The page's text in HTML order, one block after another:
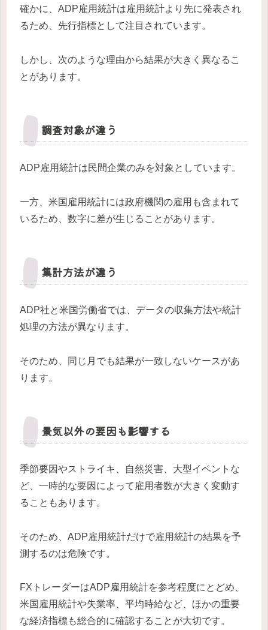
確かに、ADP雇用統計は雇用統計より先に発表され
るため、先行指標として注目されています。
しかし、次のような理由から結果が大きく異なるこ
とがあります。
調査対象が違う
ADP雇用統計は民間企業のみを対象としています。
一方、米国雇用統計には政府機関の雇用も含まれて
いるため、数字に差が生じることがあります。
集計方法が違う
ADP社と米国労働省では、データの収集方法や統計
処理の方法が異なります。
そのため、同じ月でも結果が一致しないケースがあ
ります。
景気以外の要因も影響する
季節要因やストライキ、自然災害、大型イベントな
ど、一時的な要因によって雇用者数が大きく変動す
ることもあります。
そのため、ADP雇用統計だけで雇用統計の結果を予
測するのは危険です。
FXトレーダーはADP雇用統計を参考程度にとどめ、
米国雇用統計や失業率、平均時給など、ほかの重要
な経済指標も総合的に確認することが大切です。